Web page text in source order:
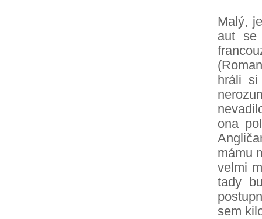
Malý,
aut se
hráli
ona
mámu
velmi
tady
sem